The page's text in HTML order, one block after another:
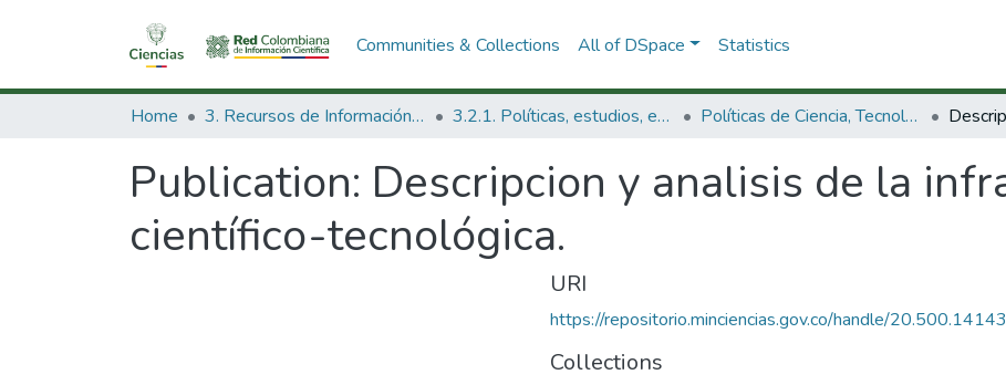
Communities & Collections All of DSpace Statistics
Home 3. Recursos de Información Científica y Tecnológica 3.2.1. Políticas, estudios, evaluaciones e indicadores de CTeI Políticas de Ciencia, Tecnología e Innovación
Publication: Descripcion y analisis de la
científico-tecnológica.
URI
https://repositorio.minciencias.gov.co/handle/
Collections